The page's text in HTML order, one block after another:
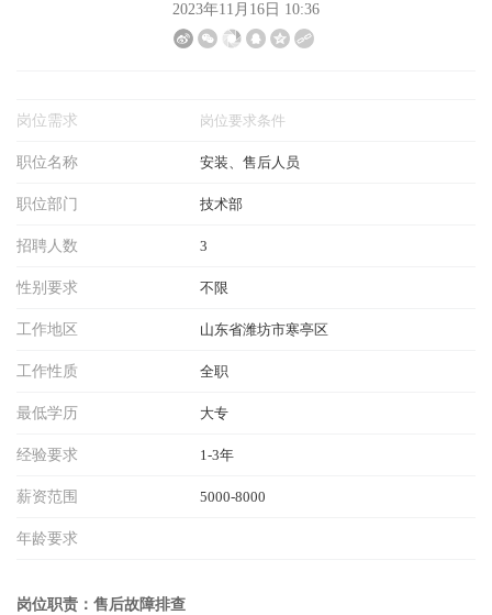
2023年11月16日 10:36
岗位需求 岗位要求条件
职位名称 安装、售后人员
职位部门 技术部
招聘人数 3
性别要求 不限
工作地区 山东省潍坊市寒亭区
工作性质 全职
最低学历 大专
经验要求 1-3年
薪资范围 5000-8000
年龄要求
岗位职责：售后故障排查